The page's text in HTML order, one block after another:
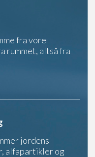
fra vore
rummet, altså fra
jordens
alfapartikler og